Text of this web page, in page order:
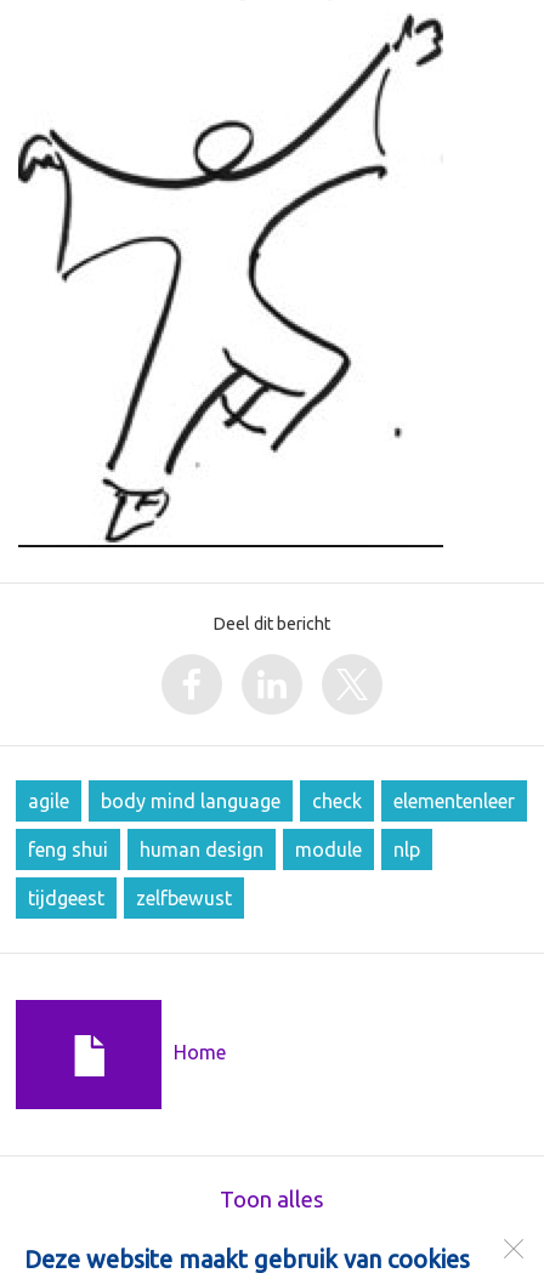
Deze website maakt gebruik van cookies
Deel dit bericht
agile body mind language check elementenleer
feng shui human design module nlp
tijdgeest zelfbewust
Home
Toon alles